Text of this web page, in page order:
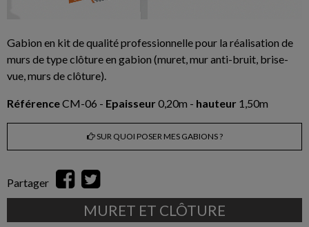
Gabion en kit de qualité professionnelle pour la réalisation de
murs de type clôture en gabion (muret, mur anti-bruit, brise-
vue, murs de clôture).
RéférenceCM-06 - Epaisseur 0,20m - hauteur 1,50m
SUR QUOI POSER MES GABIONS ?
Partager
MURET ET CLÔTURE